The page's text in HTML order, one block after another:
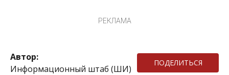
РЕКЛАМА
Автор:
Информационный штаб (ШИ)
ПОДЕЛИТЬСЯ